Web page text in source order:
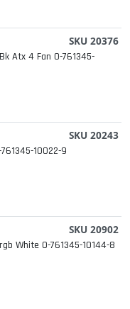
SKU 20376
Atx 4 Fan 0-761345-
SKU 20243
10022-9
SKU 20902
White 0-761345-10144-8